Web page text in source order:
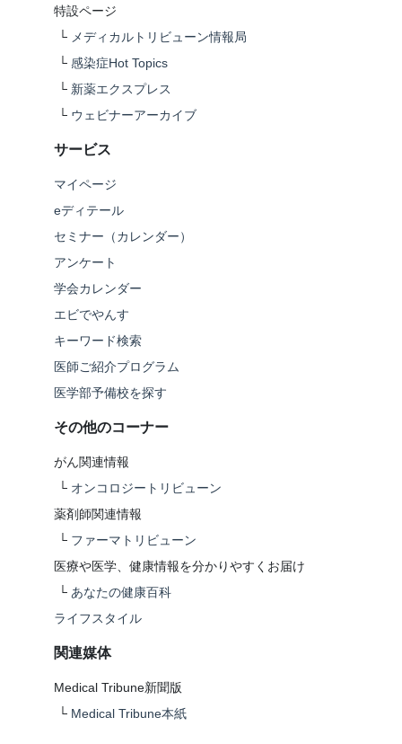
特設ページ
└ メディカルトリビューン情報局
└ 感染症Hot Topics
└ 新薬エクスプレス
└ ウェビナーアーカイブ
サービス
マイページ
eディテール
セミナー（カレンダー）
アンケート
学会カレンダー
エビでやんす
キーワード検索
医師ご紹介プログラム
医学部予備校を探す
その他のコーナー
がん関連情報
└ オンコロジートリビューン
薬剤師関連情報
└ ファーマトリビューン
医療や医学、健康情報を分かりやすくお届け
└ あなたの健康百科
ライフスタイル
関連媒体
Medical Tribune新聞版
└ Medical Tribune本紙